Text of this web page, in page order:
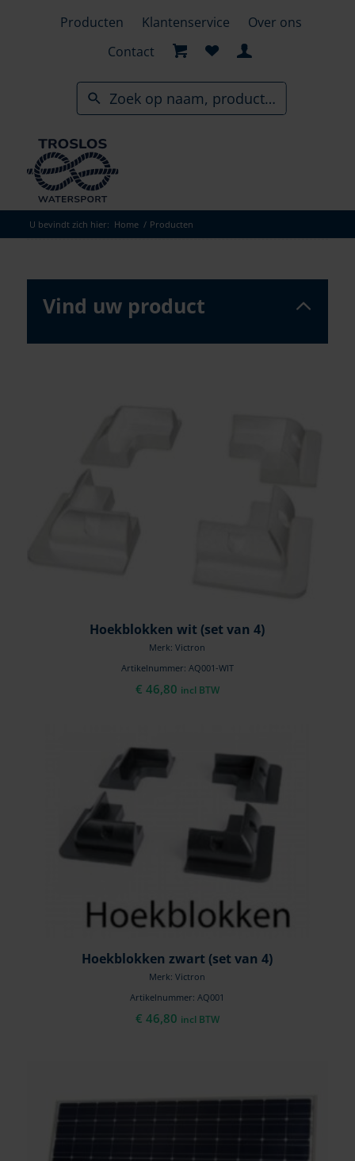
Producten Klantenservice
Over ons
Contact
U bevindt zich hier: Home / Producten
Hoekblokken wit (set van 4)
Merk: Victron
Artikelnummer: AQ001-WIT
€ 46,80 incl BTW
Hoekblokken zwart (set van 4)
Merk: Victron
Artikelnummer: AQ001
€ 46,80 incl BTW
Vind uw product